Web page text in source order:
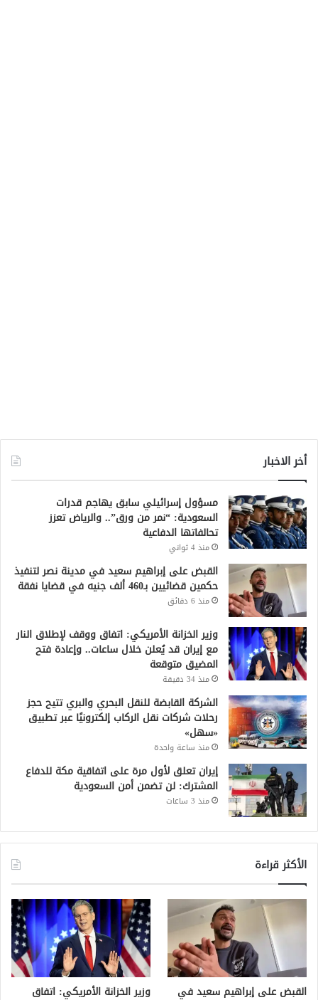
أخر الاخبار
مسؤول إسرائيلي سابق يهاجم قدرات
السعودية: “نمر من ورق”.. والرياض تعزز
تحالفاتها الدفاعية
منذ 4 ثواني
القبض على إبراهيم سعيد في مدينة نصر لتنفيذ
حكمين قضائيين بـ460 ألف جنيه في قضايا نفقة
منذ 6 دقائق
وزير الخزانة الأمريكي: اتفاق ووقف لإطلاق النار
مع إيران قد يُعلن خلال ساعات.. وإعادة فتح
المضيق متوقعة
منذ 34 دقيقة
الشركة القابضة للنقل البحري والبري تتيح حجز
رحلات شركات نقل الركاب إلكترونيًا عبر تطبيق
«سهل»
منذ ساعة واحدة
إيران تعلق لأول مرة على اتفاقية مكة للدفاع
المشترك: لن تضمن أمن السعودية
منذ 3 ساعات
الأكثر قراءة
القبض على إبراهيم سعيد في وزير الخزانة الأمريكي: اتفاق